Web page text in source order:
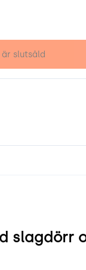
slutsåld
slagdörr